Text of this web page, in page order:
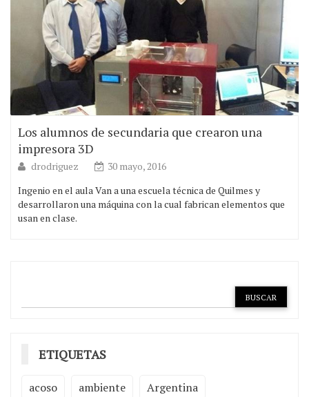
Los alumnos de secundaria que crearon una
impresora 3D
drodriguez
30 mayo, 2016
Ingenio en el aula Van a una escuela técnica de Quilmes y
desarrollaron una máquina con la cual fabrican elementos que
usan en clase.
ETIQUETAS
acoso ambiente
Argentina